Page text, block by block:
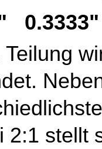
Teilung
2:1 stellt